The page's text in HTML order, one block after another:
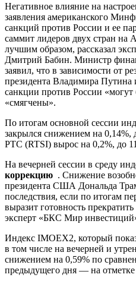
Негативное влияние на
заявления американского
санкций против России и ее
саммит лидеров двух стран на
лучшим образом, рассказал
Дмитрий Бабин. Министр
заявил, что в зависимости от
президента Владимира Путина
санкции против России
«смягчены».
По итогам основной сессии
закрылся снижением на 0,14%,
РТС (RTSI) вырос на 0,2%, до
На вечерней сессии в среду
коррекцию . Снижение
президента США Дональда
последствия, если по итогам
выразит готовность
эксперт «БКС Мир
Индекс IMOEX2, который
в том числе на вечерней и
снижением на 0,59% по
предыдущего дня — на отметке